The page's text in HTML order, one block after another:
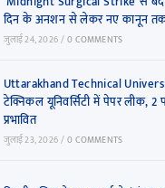
दिन के अनशन से लेकर नए कानून तक
जुलाई 24, 2026/0 COMMENTS
Uttarakhand Technical
टेक्निकल यूनिवर्सिटी में पेपर लीक, 2
प्रभावित
जुलाई 23, 2026/0 COMMENTS